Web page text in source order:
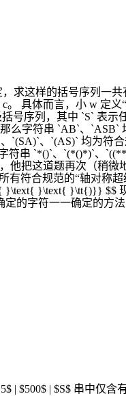
求这样的括号序列一
具体而言，小 w 定
号序列，其中 `S` 表
么字符串 `AB`、
、`(AS)` 均为符
符串 `*()`、`(*()*)`、
他把这道题再次（稍
符合规范的“轴对称
}\text{ }\tt{)}} $$
的字符一一确定的方
| $500$ | $S$ 串中仅含